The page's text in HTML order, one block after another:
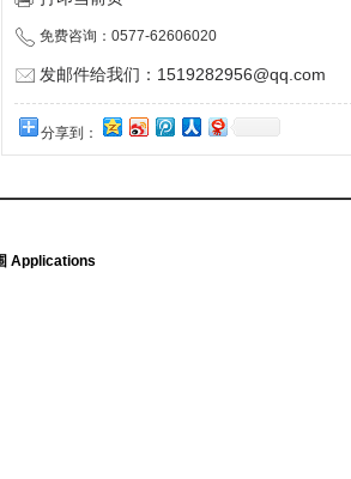
免费咨询：0577-62606020
发邮件给我们：1519282956@qq.com
分享到：
Applications